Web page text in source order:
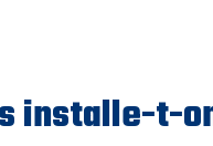
installe-t-